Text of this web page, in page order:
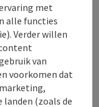
met
alle functies
Verder willen
van
voorkomen dat
landen (zoals de